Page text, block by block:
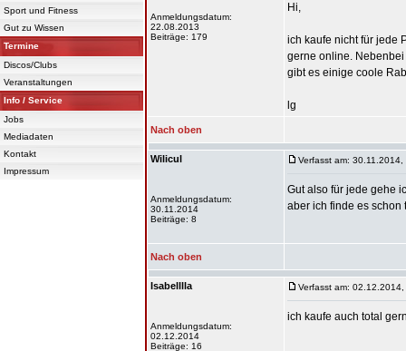
Sport und Fitness
Gut zu Wissen
Termine
Discos/Clubs
Veranstaltungen
Info / Service
Jobs
Mediadaten
Kontakt
Impressum
Anmeldungsdatum:
22.08.2013
Beiträge: 179
Hi,
ich kaufe nicht für jede
gerne online.
gibt es einige coole
lg
Nach oben
Wilicul
Anmeldungsdatum:
30.11.2014
Beiträge: 8
Verfasst am: 30.11.2014,
Gut also für jede gehe
aber ich finde es schon
Nach oben
Isabelllla
Anmeldungsdatum:
02.12.2014
Beiträge: 16
Verfasst am:
ich kaufe auch total